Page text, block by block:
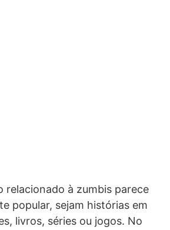
relacionado à zumbis parece
popular, sejam histórias em
livros, séries ou jogos. No